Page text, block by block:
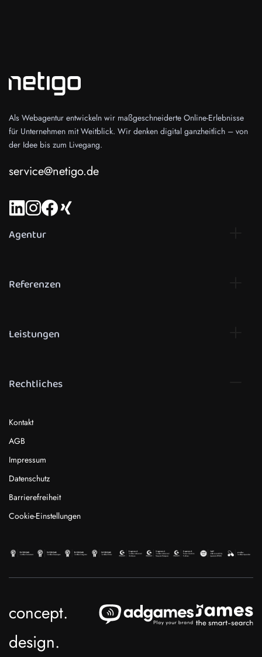
Als Webagentur entwickeln wir maßgeschneiderte Online-Erlebnisse
für Unternehmen mit Weitblick. Wir denken digital ganzheitlich – von
der Idee bis zum Livegang.
service@netigo.de
Agentur
Referenzen
Leistungen
Rechtliches
Kontakt
AGB
Impressum
Datenschutz
Barrierefreiheit
Cookie-Einstellungen
concept.
design.